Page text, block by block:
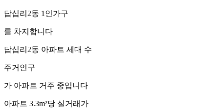
답십리2동 1인가구
를 차지합니다
답십리2동 아파트 세대 수
주거인구
가 아파트 거주 중입니다
아파트 3.3m²당 실거래가